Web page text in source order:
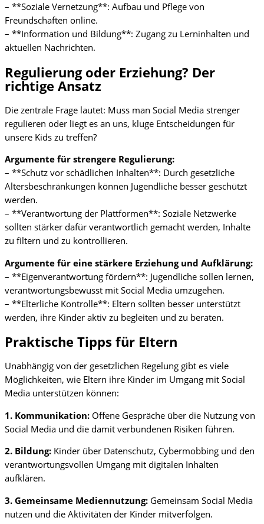
– **Soziale Vernetzung**: Aufbau und Pflege von
Freundschaften online.
– **Information und Bildung**: Zugang zu Lerninhalten und
aktuellen Nachrichten.
Regulierung oder Erziehung? Der
richtige Ansatz
Die zentrale Frage lautet: Muss man Social Media strenger
regulieren oder liegt es an uns, kluge Entscheidungen für
unsere Kids zu treffen?
Argumente für strengere Regulierung:
– **Schutz vor schädlichen Inhalten**: Durch gesetzliche
Altersbeschränkungen können Jugendliche besser geschützt
werden.
– **Verantwortung der Plattformen**: Soziale Netzwerke
sollten stärker dafür verantwortlich gemacht werden, Inhalte
zu filtern und zu kontrollieren.
Argumente für eine stärkere Erziehung und Aufklärung:
– **Eigenverantwortung fördern**: Jugendliche sollen lernen,
verantwortungsbewusst mit Social Media umzugehen.
– **Elterliche Kontrolle**: Eltern sollten besser unterstützt
werden, ihre Kinder aktiv zu begleiten und zu beraten.
Praktische Tipps für Eltern
Unabhängig von der gesetzlichen Regelung gibt es viele
Möglichkeiten, wie Eltern ihre Kinder im Umgang mit Social
Media unterstützen können:
1. Kommunikation: Offene Gespräche über die Nutzung von
Social Media und die damit verbundenen Risiken führen.
2. Bildung: Kinder über Datenschutz, Cybermobbing und den
verantwortungsvollen Umgang mit digitalen Inhalten
aufklären.
3. Gemeinsame Mediennutzung: Gemeinsam Social Media
nutzen und die Aktivitäten der Kinder mitverfolgen.